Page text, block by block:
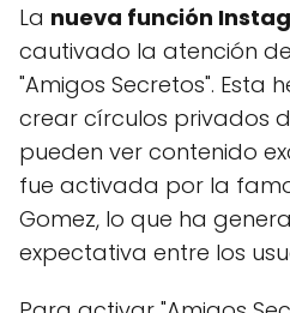
La nueva función
cautivado la atención
"Amigos Secretos". Esta
crear círculos privados
pueden ver contenido
fue activada por la
Gomez, lo que ha
expectativa entre los